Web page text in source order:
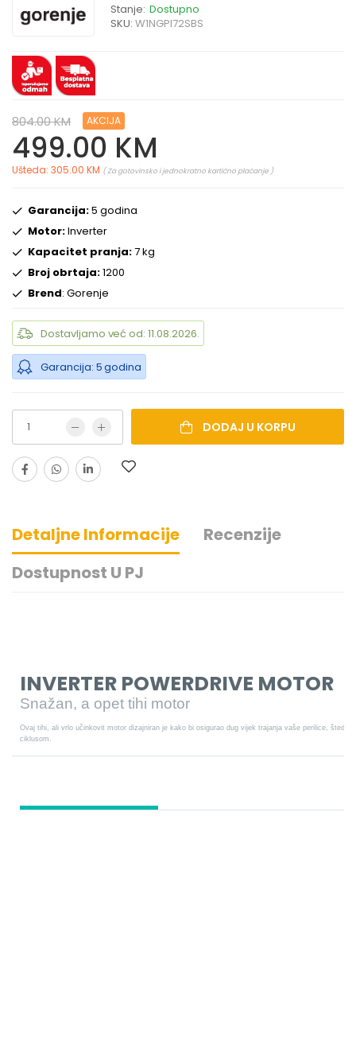
Stanje: Dostupno
SKU:W1NGPI72SBS
804.00 KM AKCIJA
499.00 KM
Ušteda: 305.00 KM ( Za gotovinsko i jednokratno kartično plaćanje )
Garancija:5 godina
Motor:Inverter
Kapacitet pranja:7 kg
Broj obrtaja:1200
Brend: Gorenje
Dostavljamo već od: 11.08.2026.
Garancija: 5 godina
DODAJ U KORPU
Detaljne Informacije
Recenzije
Dostupnost U PJ
INVERTER POWERDRIVE MOTOR
Snažan, a opet tihi motor
Ovaj tihi, ali vrlo učinkovit motor dizajniran je kako bi osigurao dug vijek trajanja vaše perilice,
ciklusom.